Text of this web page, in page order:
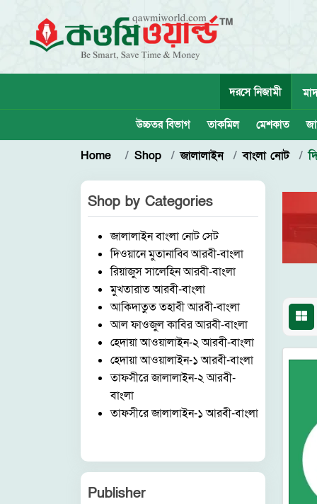
দরসে নিজামী
উচ্চতর বিভাগ তাকমিল মেশকাত
Home Shop জালালাইন বাংলা নোট
Shop by Categories
জালালাইন বাংলা নোট সেট
দিওয়ানে মুতানাব্বি আরবী-বাংলা
রিয়াজুস সালেহিন আরবী-বাংলা
মুখতারাত আরবী-বাংলা
আকিদাতুত তহাবী আরবী-বাংলা
আল ফাওজুল কাবির আরবী-বাংলা
হেদায়া আওয়ালাইন-২ আরবী-বাংলা
হেদায়া আওয়ালাইন-১ আরবী-বাংলা
তাফসীরে জালালাইন-২ আরবী-
বাংলা
তাফসীরে জালালাইন-১ আরবী-বাংলা
Publisher